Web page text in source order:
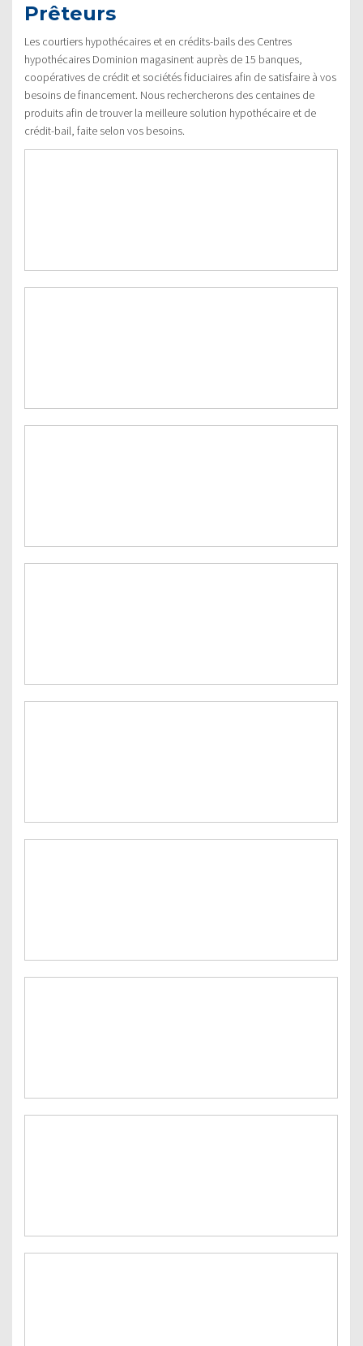
Prêteurs
Les courtiers hypothécaires et en crédits-bails des Centres
hypothécaires Dominion magasinent auprès de 15 banques,
coopératives de crédit et sociétés fiduciaires afin de satisfaire à vos
besoins de financement. Nous rechercherons des centaines de
produits afin de trouver la meilleure solution hypothécaire et de
crédit-bail, faite selon vos besoins.